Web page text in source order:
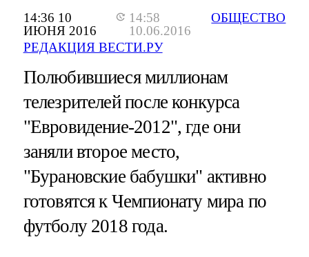
14:36 10
ИЮНЯ 2016
14:58
10.06.2016
РЕДАКЦИЯ ВЕСТИ.РУ
ОБЩЕСТВО
Полюбившиеся миллионам
телезрителей после конкурса
"Евровидение-2012", где они
заняли второе место,
"Бурановские бабушки" активно
готовятся к Чемпионату мира по
футболу 2018 года.